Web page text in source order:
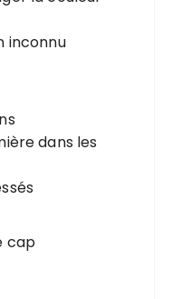
inconnu
dans les
cap